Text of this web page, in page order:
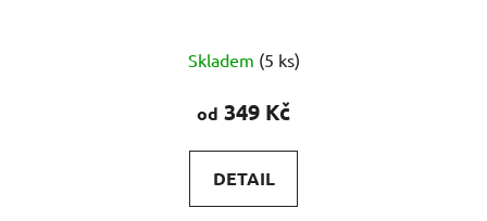
Skladem (5 ks)
od 349 Kč
DETAIL